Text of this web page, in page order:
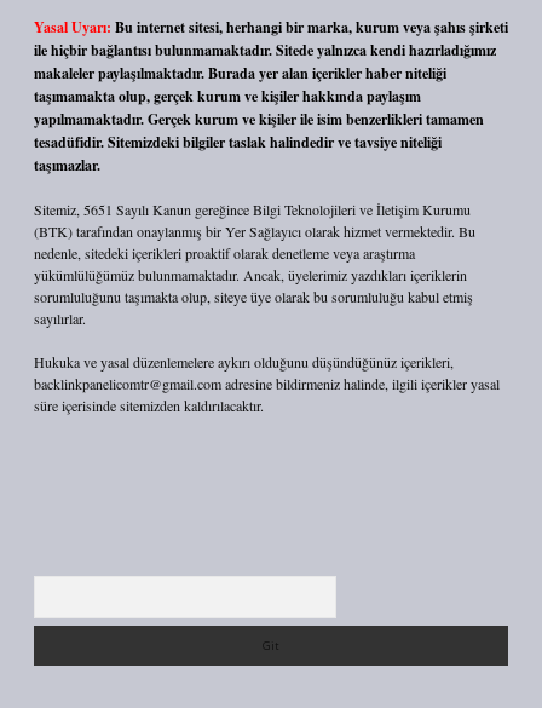
Yasal Uyarı: Bu internet sitesi, herhangi bir marka, kurum veya şahıs şirketi
ile hiçbir bağlantısı bulunmamaktadır. Sitede yalnızca kendi hazırladığımız
makaleler paylaşılmaktadır. Burada yer alan içerikler haber niteliği
taşımamakta olup, gerçek kurum ve kişiler hakkında paylaşım
yapılmamaktadır. Gerçek kurum ve kişiler ile isim benzerlikleri tamamen
tesadüfidir. Sitemizdeki bilgiler taslak halindedir ve tavsiye niteliği
taşımazlar.
Sitemiz, 5651 Sayılı Kanun gereğince Bilgi Teknolojileri ve İletişim Kurumu
(BTK) tarafından onaylanmış bir Yer Sağlayıcı olarak hizmet vermektedir. Bu
nedenle, sitedeki içerikleri proaktif olarak denetleme veya araştırma
yükümlülüğümüz bulunmamaktadır. Ancak, üyelerimiz yazdıkları içeriklerin
sorumluluğunu taşımakta olup, siteye üye olarak bu sorumluluğu kabul etmiş
sayılırlar.
Hukuka ve yasal düzenlemelere aykırı olduğunu düşündüğünüz içerikleri,
backlinkpanelicomtr@gmail.comadresine bildirmeniz halinde, ilgili içerikler yasal
süre içerisinde sitemizden kaldırılacaktır.